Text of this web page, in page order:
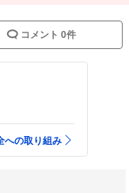
コメント 0件
への取り組み